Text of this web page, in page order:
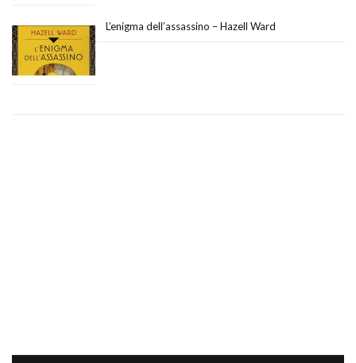
L’enigma dell’assassino – Hazell Ward